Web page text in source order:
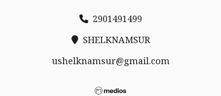
2901491499
SHELKNAMSUR
ushelknamsur@gmail.com